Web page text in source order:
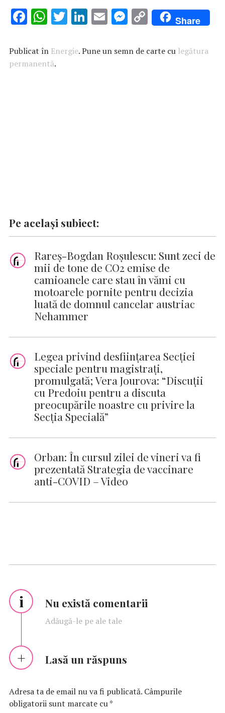
F
e
b
W
at
s
T
it
Li
k
E
ai
M
se
C
o
p
Share
Publicat în Energie. Pune un semn de carte cu legătura
permanentă.
Pe același subiect:
Rareș-Bogdan Roșulescu: Sunt zeci de
mii de tone de CO2 emise de
camioanele care stau în vămi cu
motoarele pornite pentru decizia
luată de domnul cancelar austriac
Nehammer
Legea privind desfiinţarea Secţiei
speciale pentru magistraţi,
promulgată; Vera Jourova: “Discuţii
cu Predoiu pentru a discuta
preocupările noastre cu privire la
Secția Specială”
Orban: În cursul zilei de vineri va fi
prezentată Strategia de vaccinare
anti-COVID – Video
i Nu există comentarii
Adăugă-le pe ale tale
Lasă un răspuns
Adresa ta de email nu va fi publicată. Câmpurile
obligatorii sunt marcate cu*